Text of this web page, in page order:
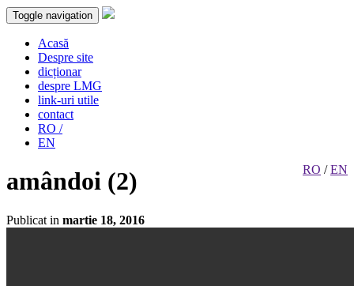
Toggle navigation
Acasă
Despre site
dicționar
despre LMG
link-uri utile
contact
RO /
EN
RO /EN
amândoi (2)
Publicat in martie 18, 2016